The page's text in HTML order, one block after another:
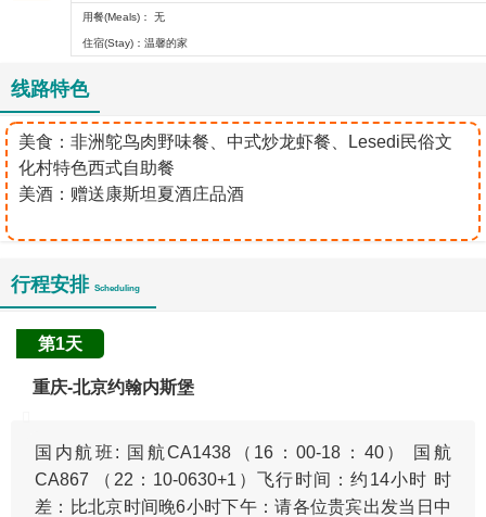
用餐(Meals)： 无
住宿(Stay)：温馨的家
线路特色
美食：非洲鸵鸟肉野味餐、中式炒龙虾餐、Lesedi民俗文
化村特色西式自助餐
​美酒：赠送康斯坦夏酒庄品酒
行程安排 Scheduling
第1天
重庆-北京约翰内斯堡
国内航班: 国航CA1438（16：00-18：40） 国航
CA867 （22：10-0630+1）飞行时间：约14小时 时
差：比北京时间晚6小时下午：请各位贵宾出发当日中